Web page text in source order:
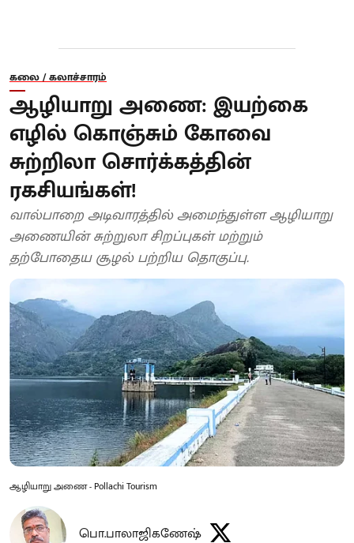
கலை / கலாச்சாரம்
ஆழியாறு அணை: இயற்கை
எழில் கொஞ்சும் கோவை
சுற்றிலா சொர்க்கத்தின்
ரகசியங்கள்!
வால்பாறை அடிவாரத்தில் அமைந்துள்ள ஆழியாறு
அணையின் சுற்றுலா சிறப்புகள் மற்றும்
தற்போதைய சூழல் பற்றிய தொகுப்பு.
ஆழியாறு அணை - Pollachi Tourism
பொ.பாலாஜிகணேஷ்